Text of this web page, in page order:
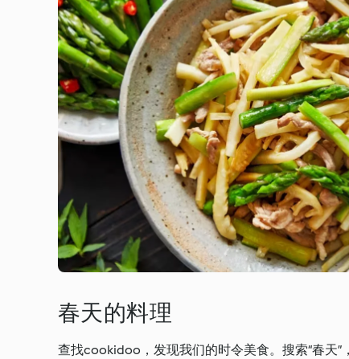
春天的料理
查找cookidoo，发现我们的时令美食。搜索“春天